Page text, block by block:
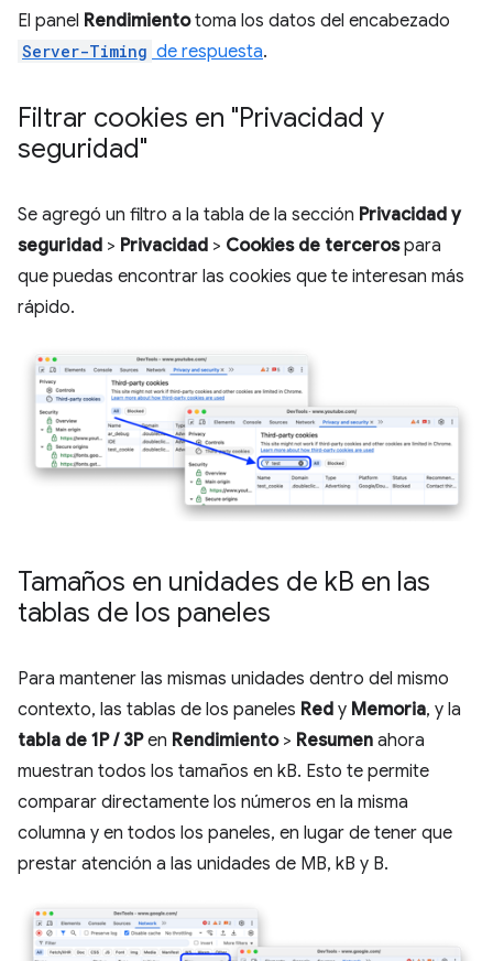
El panel Rendimientotoma los datos del encabezado
Server-Timing de respuesta.
Filtrar cookies en "Privacidad y
seguridad"
Se agregó un filtro a la tabla de la sección Privacidad y
seguridad > Privacidad > Cookies de tercerospara
que puedas encontrar las cookies que te interesan más
rápido.
Tamaños en unidades de kB en las
tablas de los paneles
Para mantener las mismas unidades dentro del mismo
contexto, las tablas de los paneles Red y Memoria, y la
tabla de 1P / 3Pen Rendimiento> Resumen ahora
muestran todos los tamaños en kB. Esto te permite
comparar directamente los números en la misma
columna y en todos los paneles, en lugar de tener que
prestar atención a las unidades de MB, kB y B.